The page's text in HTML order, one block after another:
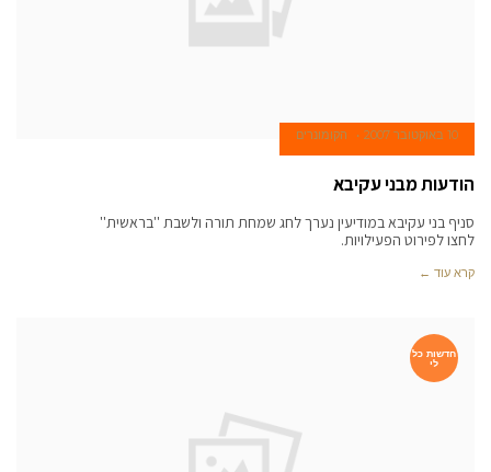
10 באוקטובר 2007 הקומונרים
הודעות מבני עקיבא
סניף בני עקיבא במודיעין נערך לחג שמחת תורה ולשבת ''בראשית''
לחצו לפירוט הפעילויות.
קרא עוד ←
חדשות כל
לי